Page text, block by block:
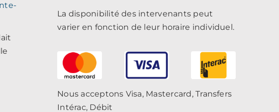
La disponibilité des intervenants peut
varier en fonction de leur horaire individuel.
Nous acceptons Visa, Mastercard, Transfers
Intérac, Débit